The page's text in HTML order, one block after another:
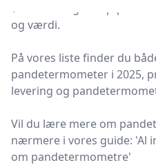
Vi har udvalgt 4 top-
og værdi.
På vores liste finder du
pandetermometer i 2025,
levering og
Vil du lære mere om
nærmere i vores guide: 'Al
om pandetermometre'